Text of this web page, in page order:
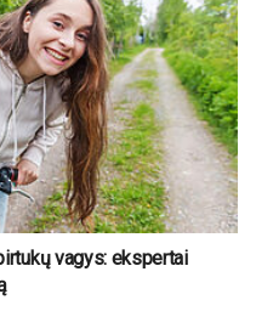
vagys: ekspertai